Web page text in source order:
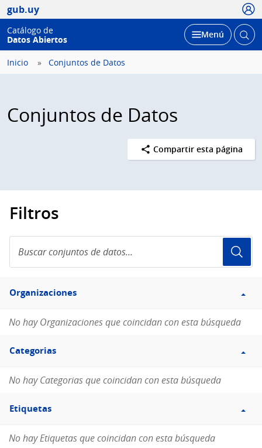
gub.uy
Catálogo de
Datos Abiertos
Desplegar
Menú Abrir
Inicio Conjuntos de Datos
Conjuntos de Datos
Compartir esta página
Filtros
conjuntos
de
Filtro
Organizaciones
Organizaciones
No hay Organizaciones que coincidan con esta búsqueda
Filtro
Categorias
Categorias
No hay Categorias que coincidan con esta búsqueda
Filtro
Etiquetas
Etiquetas
No hay Etiquetas que coincidan con esta búsqueda